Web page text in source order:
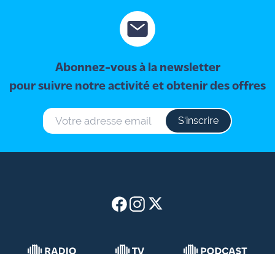
Abonnez-vous à la newsletter
pour suivre notre activité et obtenir des offres
S‘inscrire